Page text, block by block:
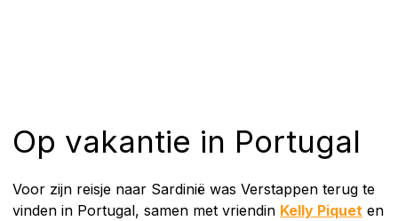
Op vakantie in Portugal
Voor zijn reisje naar Sardinië was Verstappen terug te
vinden in Portugal, samen met vriendin Kelly Piquet en